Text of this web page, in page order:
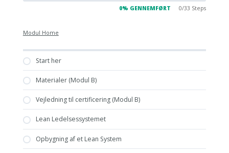
0% GENNEMFØRT 0/33 Steps
Modul Home
Start her
Materialer (Modul B)
Vejledning til certificering (Modul B)
Lean Ledelsessystemet
Opbygning af et Lean System